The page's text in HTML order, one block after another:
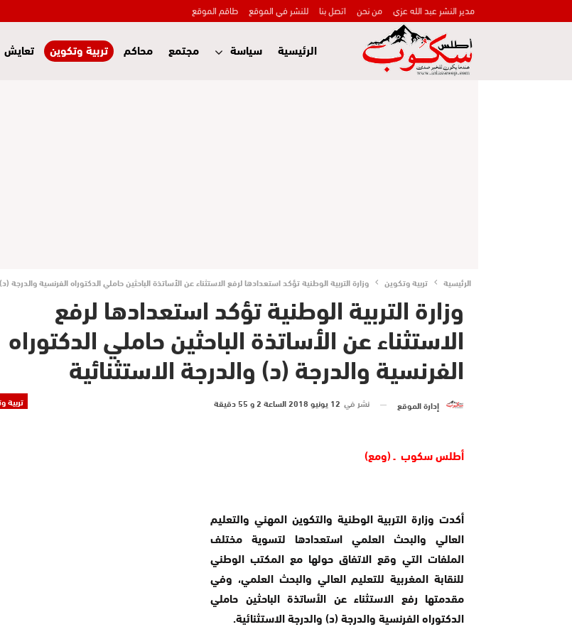
مدير النشر عبد الله عزي من نحن اتصل بنا للنشر في الموقع طاقم الموقع
الرئيسية سياسة مجتمع محاكم تربية وتكوين تعايش
الرئيسية تربية وتكوين وزارة التربية الوطنية تؤكد استعدادها لرفع الاستثناء عن الأساتذة الباحثين حاملي الدكتوراه الفرنسية والدرجة
وزارة التربية الوطنية تؤكد استعدادها لرفع
الاستثناء عن الأساتذة الباحثين حاملي الدكتوراه
الفرنسية والدرجة (د) والدرجة الاستثنائية
تربية إدارة الموقع نشر في 12 يونيو 2018 الساعة 2 و 55 دقيقة
أطلس سكوب ـ (ومع)
أكدت وزارة التربية الوطنية والتكوين المهني والتعليم
العالي والبحث العلمي استعدادها لتسوية مختلف
الملفات التي وقع الاتفاق حولها مع المكتب الوطني
للنقابة المغربية للتعليم العالي والبحث العلمي، وفي
مقدمتها رفع الاستثناء عن الأساتذة الباحثين حاملي
الدكتوراه الفرنسية والدرجة (د) والدرجة الاستثنائية.